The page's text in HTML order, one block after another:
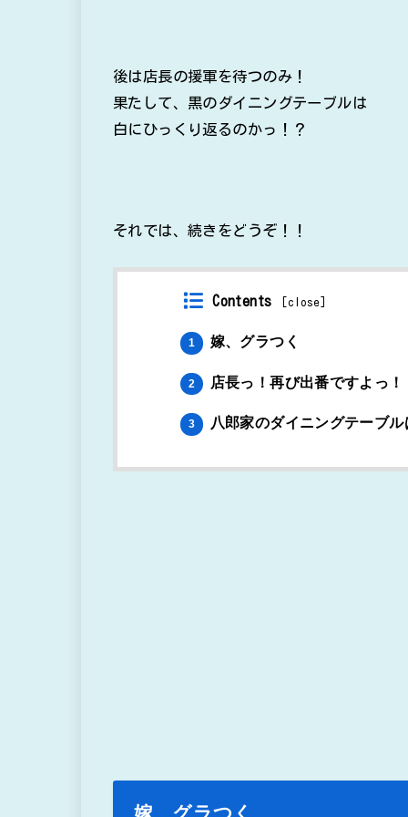
後は店長の援軍を待つのみ！
果たして、黒のダイニングテーブルは
白にひっくり返るのかっ！？
それでは、続きをどうぞ！！
Contents close
1 嫁、グラつく
2 店長っ！再び出番ですよっ！
3 八郎家のダイニングテーブ
嫁、グラつく